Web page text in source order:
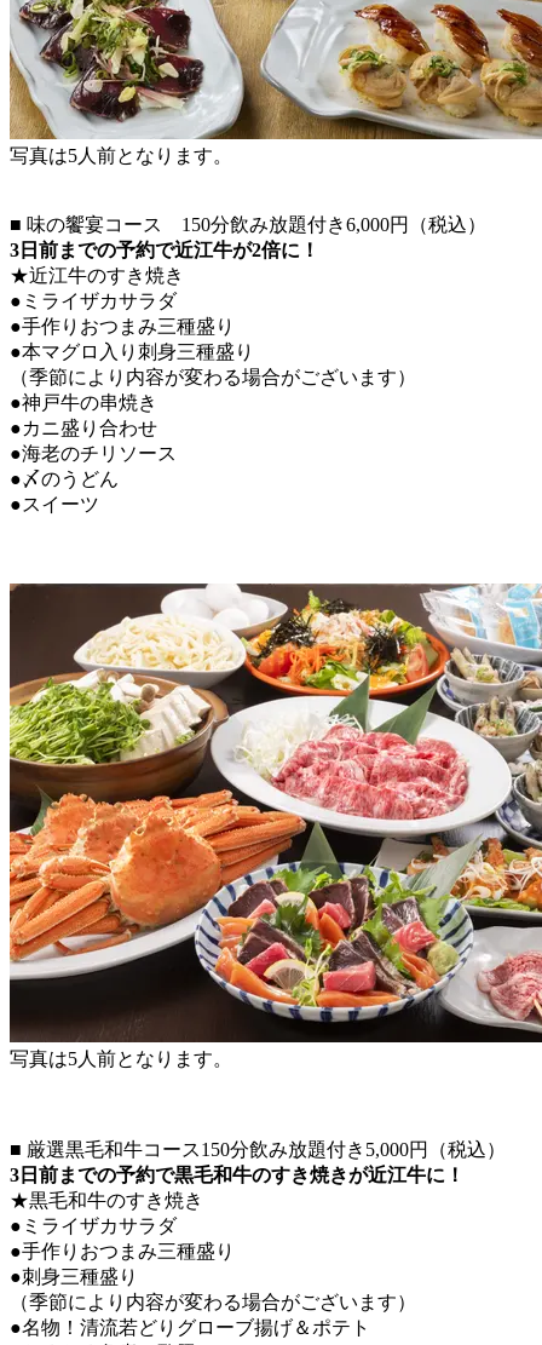
写真は5人前となります。
■ 味の饗宴コース 150分飲み放題付き6,000円（税込）
3日前までの予約で近江牛が2倍に！
★近江牛のすき焼き
●ミライザカサラダ
●手作りおつまみ三種盛り
●本マグロ入り刺身三種盛り
（季節により内容が変わる場合がございます）
●神戸牛の串焼き
●カニ盛り合わせ
●海老のチリソース
●〆のうどん
●スイーツ
写真は5人前となります。
■ 厳選黒毛和牛コース150分飲み放題付き5,000円（税込）
3日前までの予約で黒毛和牛のすき焼きが近江牛に！
★黒毛和牛のすき焼き
●ミライザカサラダ
●手作りおつまみ三種盛り
●刺身三種盛り
（季節により内容が変わる場合がございます）
●名物！清流若どりグローブ揚げ＆ポテト